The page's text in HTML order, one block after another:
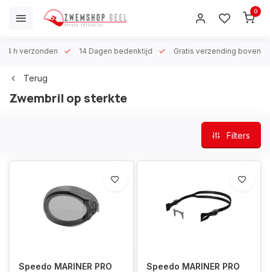
0
verzonden 14 Dagen bedenktijd Gratis verzending boven €100
Terug
Zwembril op sterkte
Filters
Speedo MARINER PRO
Speedo MARINER PRO